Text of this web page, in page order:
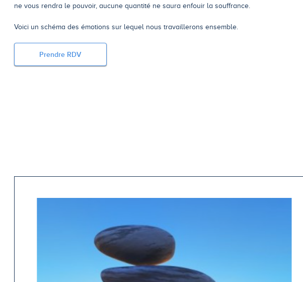
ne vous rendra le pouvoir, aucune quantité ne saura enfouir la souffrance.
Voici un schéma des émotions sur lequel nous travaillerons ensemble.
Prendre RDV